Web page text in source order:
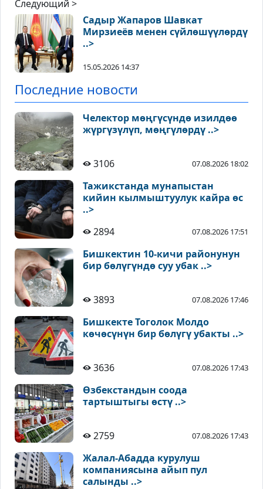
Следующий >
Садыр Жапаров Шавкат
Мирзиеёв менен сүйлөшүүлөрдү
..>
15.05.2026 14:37
Последние новости
Челектор мөңгүсүндө изилдөө
жүргүзүлүп, мөңгүлөрдү ..>
3106 07.08.2026 18:02
Тажикстанда мунапыстан
кийин кылмыштуулук кайра өс
..>
2894
07.08.2026 17:51
Бишкектин 10-кичи районунун
бир бөлүгүндө суу убак ..>
3893 07.08.2026 17:46
Бишкекте Тоголок Молдо
көчөсүнүн бир бөлүгү убакты ..>
3636 07.08.2026 17:43
Өзбекстандын соода
тартыштыгы өстү ..>
2759 07.08.2026 17:43
Жалал-Абадда курулуш
компаниясына айып пул
салынды ..>